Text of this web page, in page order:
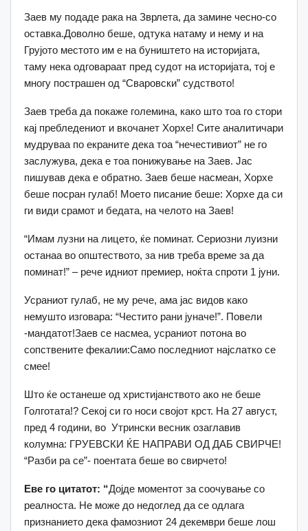
Заев му подаде рака на Зврлета, да замине чесно-со
оставка.Доволно беше, одтука натаму и нему и на
Грујото местото им е на буништето на историјата,
таму нека одговараат пред судот на историјата, тој е
многу пострашен од “Сваровски” судството!
Заев треба да покаже големина, како што тоа го стори
кај пребледениот и вкочанет Хорхе! Сите аналитичари
мудруваа по екраните дека тоа “нечестивиот” не го
заслужува, дека е тоа понижување на Заев. Јас
пишував дека е обратно. Заев беше насмеан, Хорхе
беше посран гулаб! Моето писание беше: Хорхе да си
ги види срамот и бедата, на челото на Заев!
“Имам лузни на лицето, ќе поминат. Сериозни луизни
останаа во општеството, за нив треба време за да
поминат!” – рече идниот премиер, ноќта спроти 1 јуни.
Усраниот гулаб, не му рече, ама јас видов како
немушто изговара: “Честито рани јуначе!”. Повели
-мандатот!Заев се насмеа, усраниот потона во
сопствените фекалии:Само последниот најслатко се
смее!
Што ќе останеше од христијанството ако не беше
Голготата!? Секој си го носи својот крст. На 27 август,
пред 4 години, во Утрински весник озаглавив
колумна: ГРУЕВСКИ ЌЕ НАПРАВИ ОД ДАБ СВИРЧЕ!
“Разби ра се”- поентата беше во свирчето!
Еве го цитатот: “Дојде моментот за соочување со
реалноста. Не може до недоглед да се одлага
признанието дека фамозниот 24 декември беше лош